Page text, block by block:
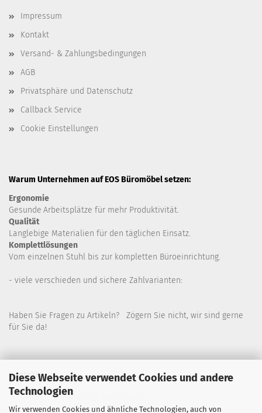
Diese Webseite verwendet Cookies und andere
Technologien
Wir verwenden Cookies und ähnliche Technologien, auch von
Impressum
Kontakt
Versand- & Zahlungsbedingungen
AGB
Privatsphäre und Datenschutz
Callback Service
Cookie Einstellungen
Warum Unternehmen auf EOS Büromöbel setzen:
Ergonomie
Gesunde Arbeitsplätze für mehr Produktivität.
Qualität
Langlebige Materialien für den täglichen Einsatz.
Komplettlösungen
Vom einzelnen Stuhl bis zur kompletten Büroeinrichtung.
- viele verschieden und sichere Zahlvarianten:
Haben Sie Fragen zu Artikeln? Zögern Sie nicht, wir sind gerne
für Sie da!
Kontakt
Wir sind für Sie wie folgt erreichbar: